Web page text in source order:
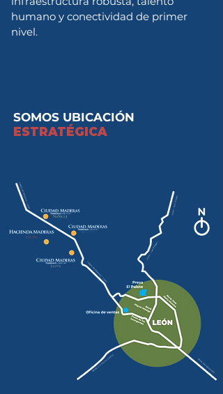
humano y conectividad de primer
nivel.
SOMOS UBICACIÓN
ESTRATÉGICA